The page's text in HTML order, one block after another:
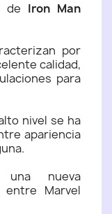
de Iron Man
por
calidad,
para
nivel se ha
apariencia
una nueva
entre Marvel